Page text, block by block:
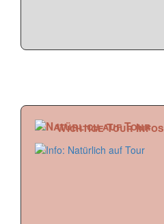
Wichtige Tour Infos